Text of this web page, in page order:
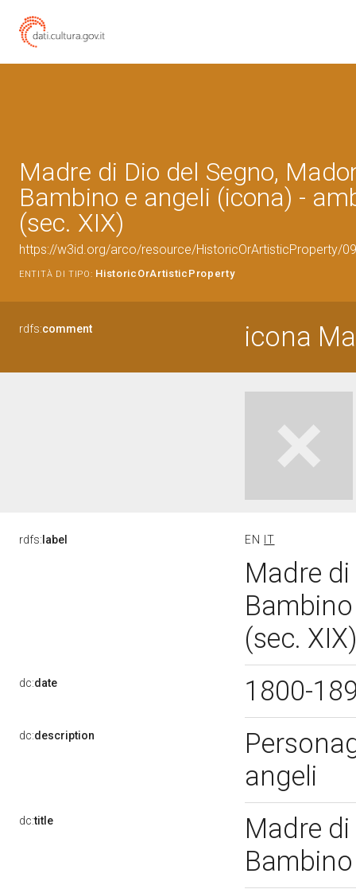
Madre di Dio del Segno,
Bambino e angeli (icona) -
(sec. XIX)
https://w3id.org/arco/resource/HistoricOrArtisticProperty/
ENTITÀ DI TIPO: HistoricOrArtisticProperty
rdfs:comment icona
rdfs: label EN IT
Madre
(sec.
dc:date 1800-
dc:description
angeli
dc:title
Madre